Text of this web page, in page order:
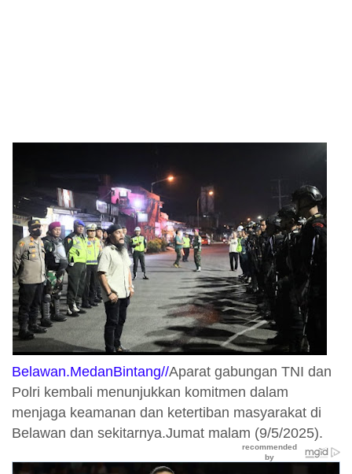
Belawan.MedanBintang//Aparat gabungan TNI dan
Polri kembali menunjukkan komitmen dalam
menjaga keamanan dan ketertiban masyarakat di
Belawan dan sekitarnya.Jumat malam (9/5/2025).